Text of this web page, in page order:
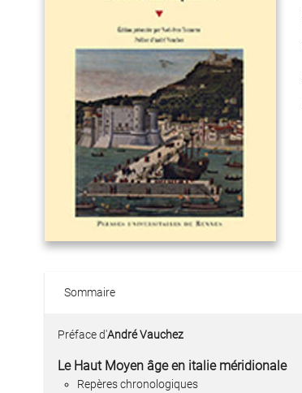
Sommaire
Préface d'André Vauchez
Le Haut Moyen âge en italie méridionale
Repères chronologiques